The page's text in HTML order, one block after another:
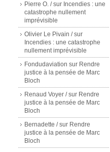
Pierre O. /sur Incendies : une
catastrophe nullement
imprévisible
Olivier Le Pivain /sur
Incendies : une catastrophe
nullement imprévisible
Fondudaviation sur Rendre
justice à la pensée de Marc
Bloch
Renaud Voyer /sur Rendre
justice à la pensée de Marc
Bloch
Bernadette /sur Rendre
justice à la pensée de Marc
Bloch